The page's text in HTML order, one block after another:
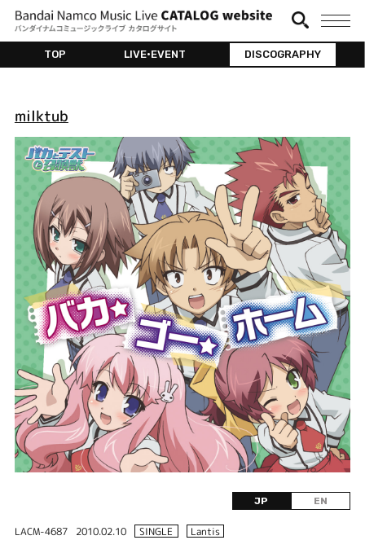
TOP LIVE•EVENT DISCOGRAPHY
milktub
JP EN
LACM-4687 2010.02.10 SINGLE Lantis